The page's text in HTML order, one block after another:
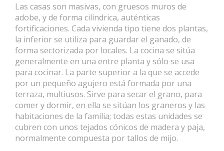
Las casas son masivas, con gruesos muros de
adobe, y de forma cilíndrica, auténticas
fortificaciones. Cada vivienda tipo tiene dos plantas,
la inferior se utiliza para guardar el ganado, de
forma sectorizada por locales. La cocina se sitúa
generalmente en una entre planta y sólo se usa
para cocinar. La parte superior a la que se accede
por un pequeño agujero está formada por una
terraza, multiusos. Sirve para secar el grano, para
comer y dormir, en ella se sitúan los graneros y las
habitaciones de la familia; todas estas unidades se
cubren con unos tejados cónicos de madera y paja,
normalmente compuesta por tallos de mijo.